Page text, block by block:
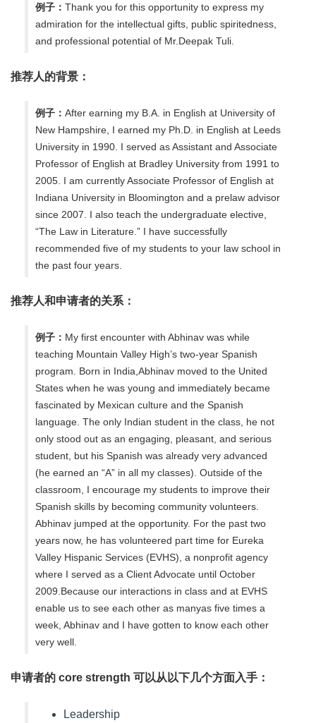
例子： Thank you for this opportunity to express my
admiration for the intellectual gifts, public spiritedness,
and professional potential of Mr.Deepak Tuli.
推荐人的背景：
例子： After earning my B.A. in English at University of
New Hampshire, I earned my Ph.D. in English at Leeds
University in 1990. I served as Assistant and Associate
Professor of English at Bradley University from 1991 to
2005. I am currently Associate Professor of English at
Indiana University in Bloomington and a prelaw advisor
since 2007. I also teach the undergraduate elective,
“The Law in Literature.” I have successfully
recommended five of my students to your law school in
the past four years.
推荐人和申请者的关系：
例子： My first encounter with Abhinav was while
teaching Mountain Valley High’s two-year Spanish
program. Born in India,Abhinav moved to the United
States when he was young and immediately became
fascinated by Mexican culture and the Spanish
language. The only Indian student in the class, he not
only stood out as an engaging, pleasant, and serious
student, but his Spanish was already very advanced
(he earned an “A” in all my classes). Outside of the
classroom, I encourage my students to improve their
Spanish skills by becoming community volunteers.
Abhinav jumped at the opportunity. For the past two
years now, he has volunteered part time for Eureka
Valley Hispanic Services (EVHS), a nonprofit agency
where I served as a Client Advocate until October
2009.Because our interactions in class and at EVHS
enable us to see each other as manyas five times a
week, Abhinav and I have gotten to know each other
very well.
申请者的 core strength 可以从以下几个方面入手：
Leadership